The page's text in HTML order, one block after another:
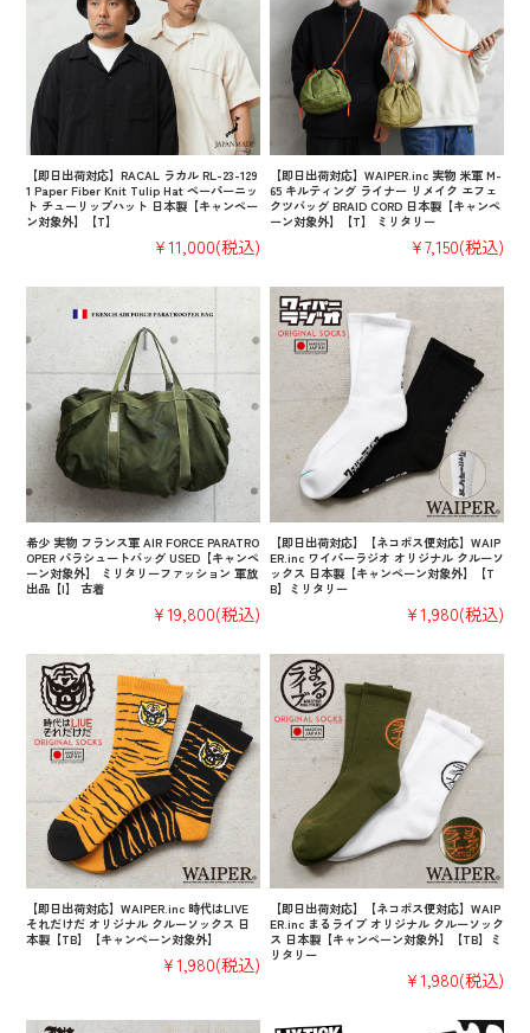
【即日出荷対応】RACAL ラカル RL-23-129
1 Paper Fiber Knit Tulip Hat ペーパーニッ
ト チューリップハット 日本製【キャンペー
ン対象外】【T】
¥11,000(税込)
【即日出荷対応】WAIPER.inc 実物 米軍 M-
65 キルティング ライナー リメイク エフェ
クツバッグ BRAID CORD 日本製【キャンペ
ーン対象外】【T】 ミリタリー
¥7,150(税込)
希少 実物 フランス軍 AIR FORCE PARATRO
OPER パラシュートバッグ USED【キャンペ
ーン対象外】 ミリタリーファッション 軍放
出品【I】 古着
¥19,800(税込)
【即日出荷対応】【ネコポス便対応】WAIP
ER.inc ワイパーラジオ オリジナル クルーソ
ックス 日本製【キャンペーン対象外】【T
B】ミリタリー
¥1,980(税込)
【即日出荷対応】WAIPER.inc 時代はLIVE
それだけだ オリジナル クルーソックス 日
本製【TB】【キャンペーン対象外】
¥1,980(税込)
【即日出荷対応】【ネコポス便対応】WAIP
ER.inc まるライブ オリジナル クルーソック
ス 日本製【キャンペーン対象外】【TB】ミ
リタリー
¥1,980(税込)